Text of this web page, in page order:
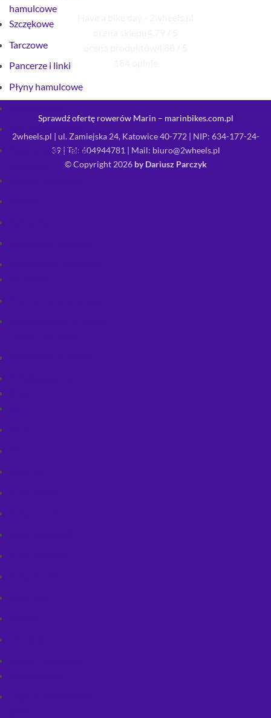
hamulcowe
Szczękowe
Tarczowe
Pancerze i linki
Płyny hamulcowe
Kasety, wolnobiegi,
Sprawdź ofertę rowerów Marin – marinbikes.com.pl
2wheels.pl | ul. Zamiejska 24, Katowice 40-772 | NIP: 634-177-24-
39 | Tel: 604944781 | Mail: biuro@2wheels.pl
© Copyright 2026 by Dariusz Parczyk